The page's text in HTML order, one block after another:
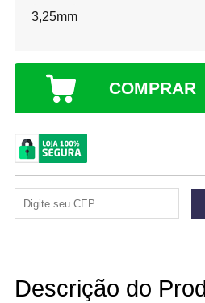
3,25mm
COMPRAR
Descrição do